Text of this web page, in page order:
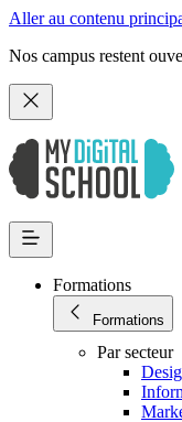
Aller au contenu
Nos campus restent
Formations
Formations
Par secteur